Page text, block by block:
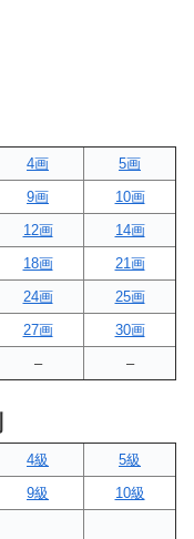
4画
5画
9画
10画
12画
14画
18画
21画
24画
25画
27画
30画
– –
4級
5級
9級 10級